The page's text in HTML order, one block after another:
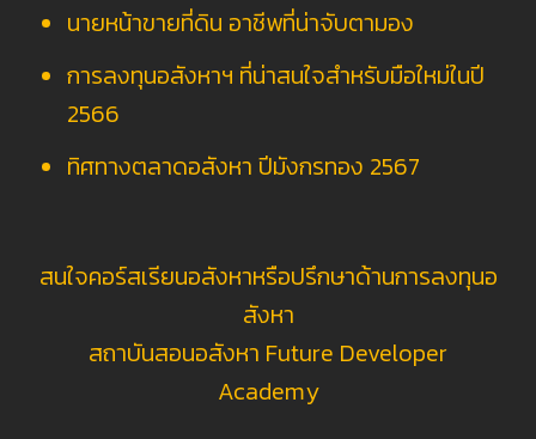
นายหน้าขายที่ดิน อาชีพที่น่าจับตามอง
การลงทุนอสังหาฯ ที่น่าสนใจสำหรับมือใหม่ในปี
2566
ทิศทางตลาดอสังหา ปีมังกรทอง 2567
สนใจคอร์สเรียนอสังหาหรือปรึกษาด้านการลงทุนอ
สังหา
สถาบันสอนอสังหา Future Developer
Academy